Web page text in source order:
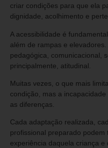
criar condições para que ela
dignidade, acolhimento e
A acessibilidade é
além de rampas e
pedagógica, comunicacional,
principalmente, atitudinal.
Muitas vezes, o que mais
condição, mas a
as diferenças.
Cada adaptação realizada,
profissional preparado
experiência daquela criança e